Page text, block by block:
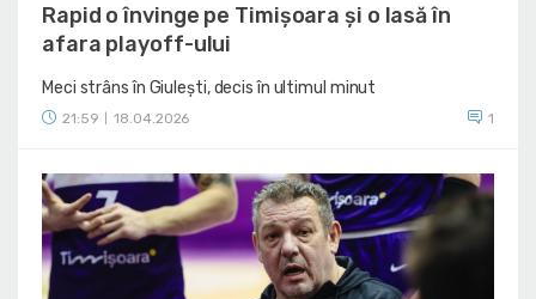
Rapid o învinge pe Timișoara și o lasă în
afara playoff-ului
Meci strâns în Giulești, decis în ultimul minut
21:59 18.04.2026 1